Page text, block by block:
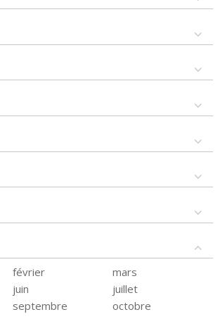
février
mars
juin
juillet
septembre
octobre